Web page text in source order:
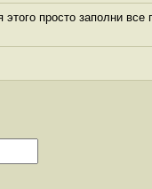
просто заполни все